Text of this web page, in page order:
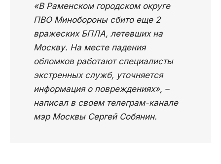
«В Раменском городском округе
ПВО Минобороны сбито еще 2
вражеских БПЛА, летевших на
Москву. На месте падения
обломков работают специалисты
экстренных служб, уточняется
информация о повреждениях», –
написал в своем телеграм-канале
мэр Москвы Сергей Собянин.